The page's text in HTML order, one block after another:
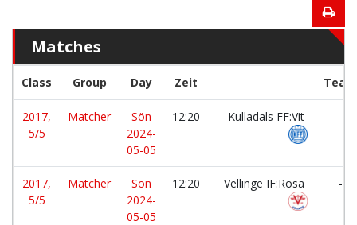
Matches
Class Group Day Zeit Team
2017,
5/5
Matcher
Sön
2024-
05-05
12:20 Kulladals FF:Vit -
2017,
5/5
Matcher
Sön
2024-
05-05
12:20 Vellinge IF:Rosa -